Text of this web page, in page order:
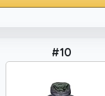
#10